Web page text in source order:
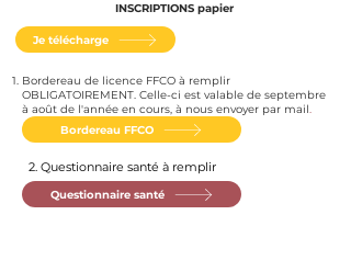
INSCRIPTIONS papier
Je télécharge
Bordereau de licence FFCO à remplir
OBLIGATOIREMENT. Celle-ci est valable de septembre
à août de l'année en cours, à nous envoyer par mail.
Bordereau FFCO
2. Questionnaire santé à remplir
Questionnaire santé